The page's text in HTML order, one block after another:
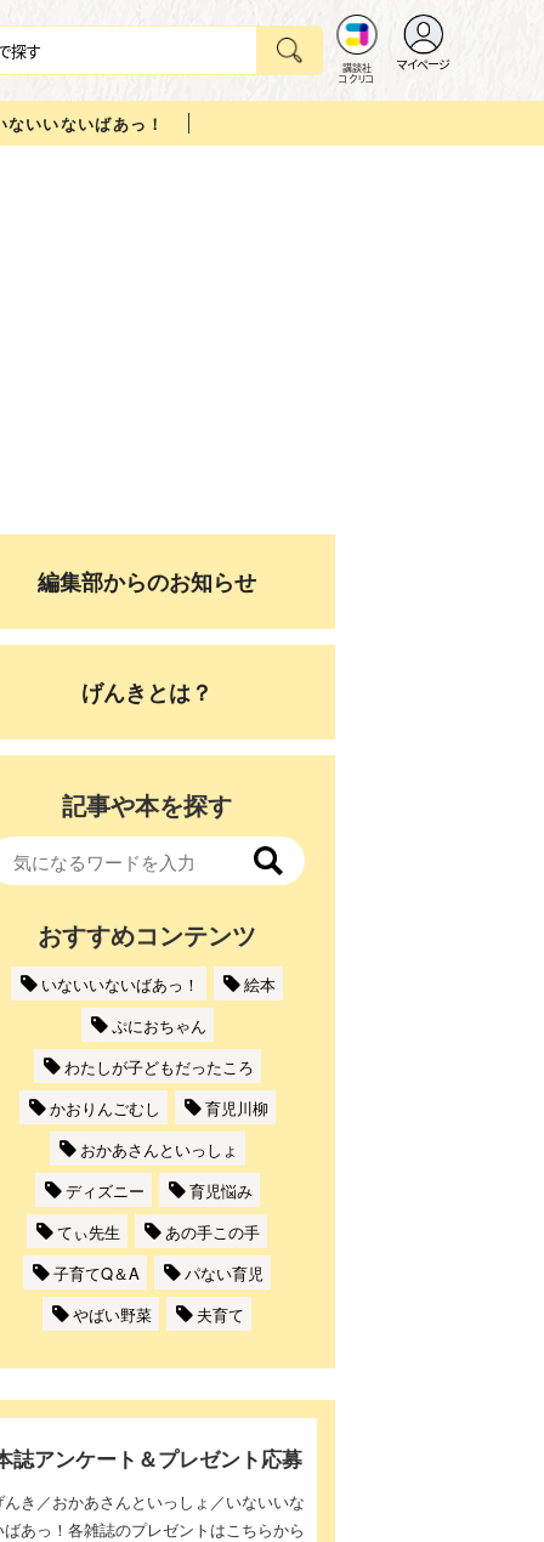
講談社
コクリコ
マイページ
ないいないばあっ！
編集部からのお知らせ
げんきとは？
記事や本を探す
おすすめコンテンツ
いないいないばあっ！
絵本
ぷにおちゃん
わたしが子どもだったころ
かおりんごむし
育児川柳
おかあさんといっしょ
ディズニー
育児悩み
てぃ先生
あの手この手
子育てQ＆A
パない育児
やばい野菜
夫育て
誌アンケート＆プレゼント応募
んき／おかあさんといっしょ／いないいな
ばあっ！各雑誌のプレゼントはこちらから